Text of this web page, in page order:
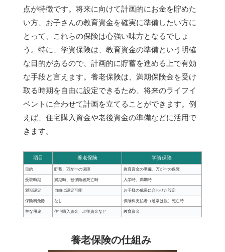
点が特徴です。将来に向けて計画的にお金を貯めた
い方、お子さんの教育資金を確実に準備したい方に
とって、これらの保険は心強い味方となるでしょ
う。特に、学資保険は、教育資金の準備という明確
な目的があるので、計画的に貯蓄を進める上で有効
な手段と言えます。養老保険は、満期保険金を受け
取る時期を自由に設定できるため、将来のライフイ
ベントに合わせて計画を立てることができます。例
えば、住宅購入資金や老後資金の準備などに活用で
きます。
項目 養老保険 学資保険
目的 貯蓄、万が一の保障 教育資金の準備、万が一の保障
受取時期 満期時、被保険者死亡時 入学時、満期時
満期設定 自由に設定可能 お子様の成長に合わせた設定
保険料免除 なし 保険料支払者（通常は親）死亡時
主な用途 住宅購入資金、老後資金など 教育資金
養老保険の仕組み